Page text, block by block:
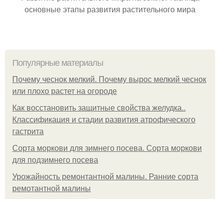
основные этапы развития растительного мира
Популярные материалы
Почему чеснок мелкий. Почему вырос мелкий чеснок
или плохо растет на огороде
Как восстановить защитные свойства желудка..
Классификация и стадии развития атрофического
гастрита
Сорта моркови для зимнего посева. Сорта моркови
для подзимнего посева
Урожайность ремонтантной малины. Ранние сорта
ремотантной малины